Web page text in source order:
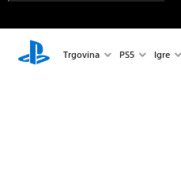
Trgovina PS5 Igre